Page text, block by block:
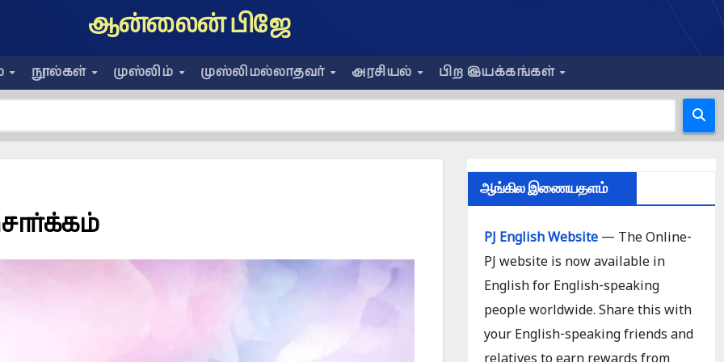
ஆன்லைன் பிஜே
நூல்கள் முஸ்லிம் முஸ்லிமல்லாதவர் அரசியல் பிற இயக்கங்கள்
ஆங்கில இணையதளம்
PJ English Website— The Online-
PJ website is now available in
English for English-speaking
people worldwide. Share this with
your English-speaking friends and